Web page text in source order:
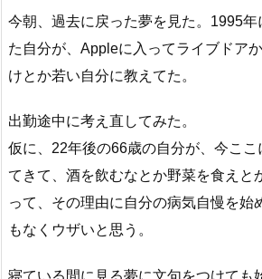
今朝、過去に戻った夢を見た。1995年
た自分が、Appleに入ってライブドア
けとか若い自分に教えてた。
出勤途中に考え直してみた。
仮に、22年後の66歳の自分が、今ここ
てきて、酒を飲むなとか野菜を食えと
って、その理由に自分の病気自慢を始
もなくウザいと思う。